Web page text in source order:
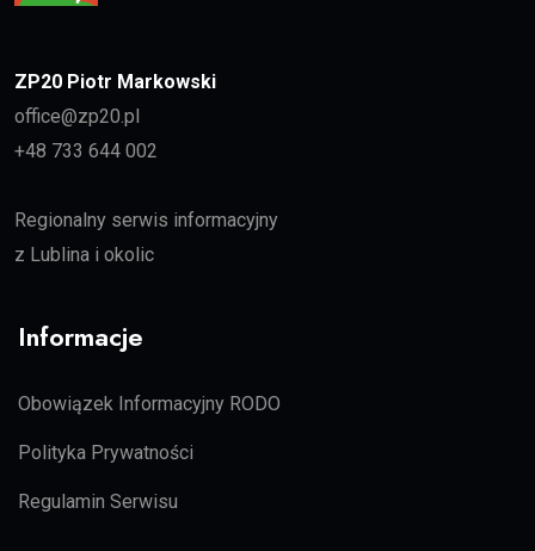
ZP20 Piotr Markowski
office@zp20.pl
+48 733 644 002
Regionalny serwis informacyjny
z Lublina i okolic
Informacje
Obowiązek Informacyjny RODO
Polityka Prywatności
Regulamin Serwisu